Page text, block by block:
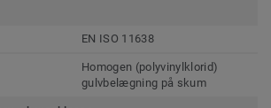
EN ISO 11638
Homogen (polyvinylklorid)
gulvbelægning på skum